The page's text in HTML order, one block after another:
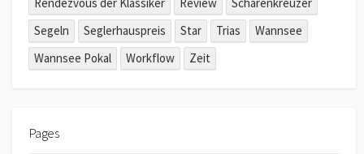
Segeln
Seglerhauspreis Star Trias
Wannsee
Wannsee Pokal
Workflow Zeit
Pages